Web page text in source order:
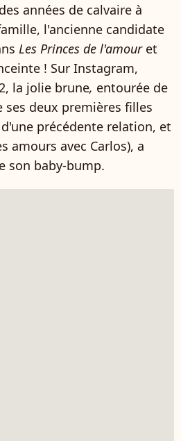
années de calvaire à
l'ancienne candidate
Les Princes de l'amouret
! Sur Instagram,
la jolie brune, entourée de
ses deux premières filles
précédente relation, et
amours avec Carlos), a
son baby-bump.